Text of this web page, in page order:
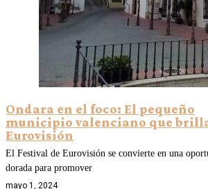
Ondara en el foco: El pequeño
municipio valenciano que
Eurovisión
El Festival de Eurovisión se convierte en una
dorada para promover
mayo 1, 2024